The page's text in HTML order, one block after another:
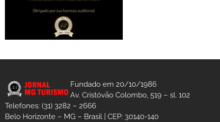
Fundado em 20/10/1986
Av. Cristóvão Colombo, 519 – sl. 102
Telefones: (31) 3282 – 2666
Belo Horizonte – MG – Brasil | CEP: 30140-140